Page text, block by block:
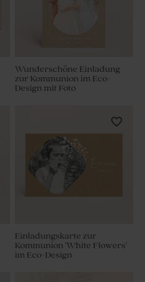
Wunderschöne Einladung
zur Kommunion im Eco-
Design mit Foto
Einladungskarte zur
Kommunion 'White Flowers'
im Eco-Design